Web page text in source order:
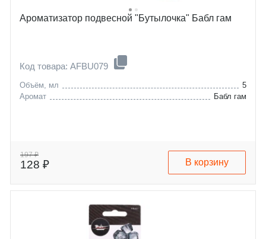
Ароматизатор подвесной "Бутылочка" Бабл гам
Код товара: AFBU079
Объём, мл
5
Аромат
Бабл гам
197 ₽
128 ₽ В корзину